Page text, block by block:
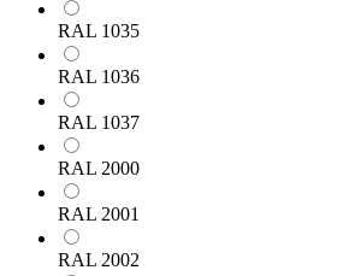
RAL 1035
RAL 1036
RAL 1037
RAL 2000
RAL 2001
RAL 2002